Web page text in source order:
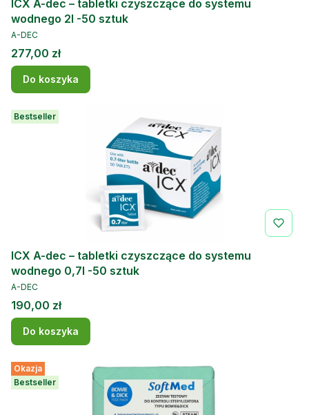
ICX A-dec – tabletki czyszczące do systemu
wodnego 2l -50 sztuk
PRODUCENT
A-DEC
Cena
277,00 zł
Do koszyka
Bestseller
ICX A-dec – tabletki czyszczące do systemu
wodnego 0,7l -50 sztuk
PRODUCENT
A-DEC
Cena
190,00 zł
Do koszyka
Okazja
Bestseller